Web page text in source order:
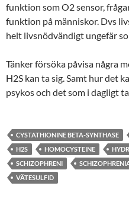
funktion som O2 sensor,
funktion på människor. Dvs
helt livsnödvändigt ungefär
Tänker försöka påvisa några
H2S kan ta sig. Samt hur det
psykos och det som i dagligt
CYSTATHIONINE BETA-SYNTHASE
H2S
HOMOCYSTEINE
SCHIZOPHRENI
VÄTESULFID